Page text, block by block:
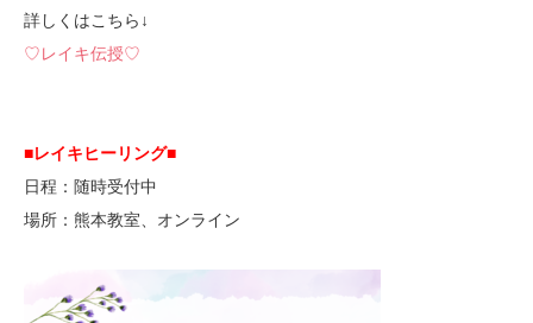
詳しくはこちら↓
♡レイキ伝授♡
■レイキヒーリング■
日程：随時受付中
場所：熊本教室、オンライン